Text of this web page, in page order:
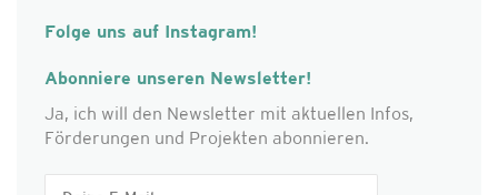
Folge uns auf Instagram!
Abonniere unseren Newsletter!
Ja, ich will den Newsletter mit aktuellen Infos,
Förderungen und Projekten abonnieren.